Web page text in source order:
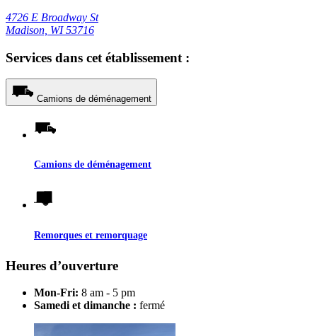
4726 E Broadway St
Madison, WI 53716
Services dans cet établissement :
Camions de déménagement
Camions de déménagement
Remorques et remorquage
Heures d’ouverture
Mon-Fri: 8 am - 5 pm
Samedi et dimanche : fermé